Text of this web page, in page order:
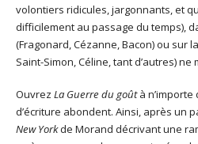
volontiers ridicules, jargonnants, et
difficilement au passage du temps),
(Fragonard, Cézanne, Bacon) ou sur
Saint-Simon, Céline, tant d’autres)
Ouvrez La Guerre du goûtà
d’écriture abondent. Ainsi, après un
New Yorkde Morand décrivant une